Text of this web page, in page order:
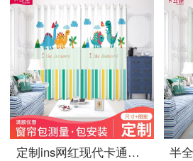
定制ins网红现代卡通窗帘布纱北欧窗帘儿童房飘窗客厅小清新遮光门帘隔断帘 E0291 布-挂钩宽1米价格/要几米拍几件